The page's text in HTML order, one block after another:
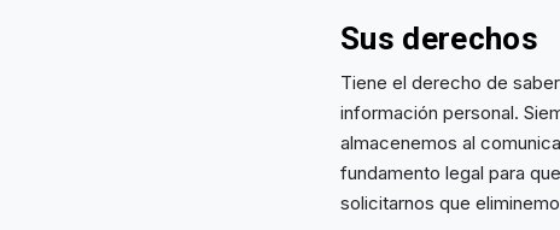
Sus derechos
Tiene el derecho de
información personal.
almacenemos al
fundamento legal para
solicitarnos que